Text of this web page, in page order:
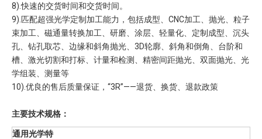
8).快速的交货时间和交货时间。
9).匹配超强光学定制加工能力，包括成型、CNC加工、抛光、粒子
束加工、磁通量转换加工、研磨、涂层、轻量化、定制成型、沉头
孔、钻孔取芯、边缘和斜角抛光、3D轮廓、斜角和倒角、台阶和
槽、激光切割和打标、计量和检测、精密间距抛光、双面抛光、光
学组装、测量等
10).优良的售后质量保证，“3R”——退货、换货、退款政策
主要技术规格：
通用光学特